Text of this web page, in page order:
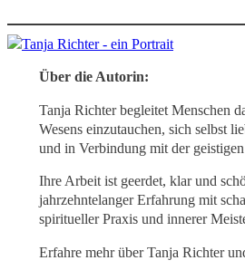
Über die Autorin:
Tanja Richter begleitet Menschen
Wesens einzutauchen, sich selbst
und in Verbindung mit der
Ihre Arbeit ist geerdet, klar und
jahrzehntelanger Erfahrung mit
spiritueller Praxis und innerer
Erfahre mehr über Tanja Richter